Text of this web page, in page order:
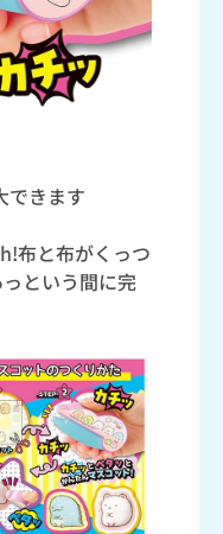
できます
布と布がくっつ
という間に完